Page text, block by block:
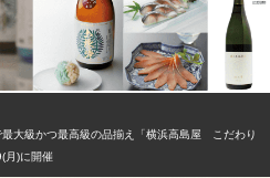
大級かつ最高級の品揃え「横浜高島屋 こだわり
)に開催